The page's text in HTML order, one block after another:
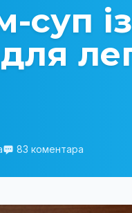
із
83 коментара